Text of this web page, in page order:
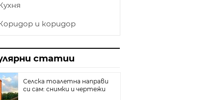
и камини
на къщи
с гипсокартон
радиатори
и коридор
статии
Селска тоалетна направи
си сам: снимки и чертежи